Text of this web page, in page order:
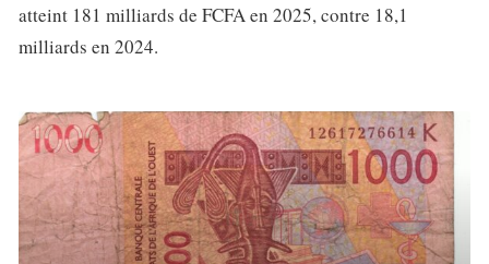
atteint 181 milliards de FCFA en 2025, contre 18,1
milliards en 2024.